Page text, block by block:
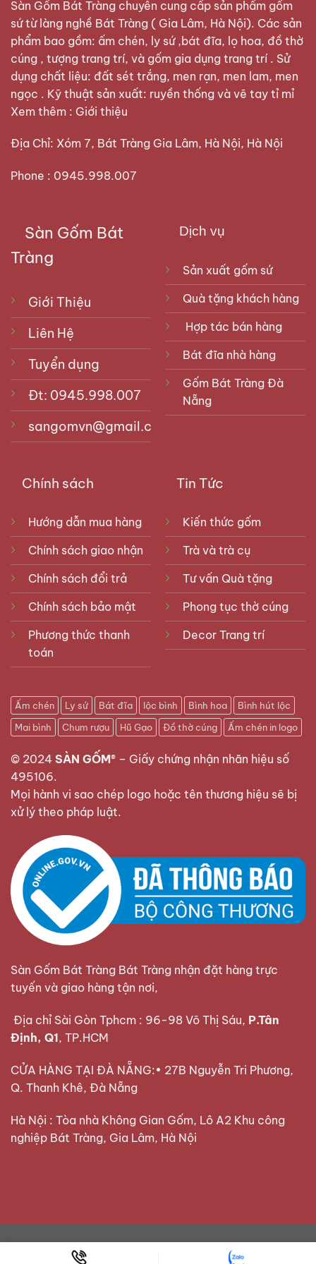
trang
sản
phẩm
Sàn Gốm Bát Tràng chuyên cung cấp sản phẩm gốm
sứ từ làng nghề Bát Tràng ( Gia Lâm, Hà Nội). Các sản
phẩm bao gồm: ấm chén, ly sứ ,bát đĩa, lọ hoa, đồ thờ
cúng , tượng trang trí, và gốm gia dụng trang trí . Sử
dụng chất liệu: đất sét trắng, men rạn, men lam, men
ngọc . Kỹ thuật sản xuất: ruyền thống và vẽ tay tỉ mỉ
Xem thêm : Giới thiệu
Địa Chỉ: Xóm 7, Bát Tràng Gia Lâm, Hà Nội, Hà Nội
Phone : 0945.998.007
Sàn Gốm Bát
Tràng
Giới Thiệu
Liên Hệ
Tuyển dụng
Đt: 0945.998.007
sangomvn@gmail.com
Dịch vụ
Sản xuất gốm sứ
Quà tặng khách hàng
Hợp tác bán hàng
Bát đĩa nhà hàng
Gốm Bát Tràng Đà
Nẵng
Chính sách
Hướng dẫn mua hàng
Chính sách giao nhận
Chính sách đổi trả
Chính sách bảo mật
Phương thức thanh
toán
Tin Tức
Kiến thức gốm
Trà và trà cụ
Tư vấn Quà tặng
Phong tục thờ cúng
Decor Trang trí
Ấm chén Ly sứ Bát đĩa lộc bình Bình hoa
Bình hút lộc
Mai bình
Chum rượu Hũ Gạo Đồ thờ cúng Ấm chén in logo
© 2024 SÀN GỐM® – Giấy chứng nhận nhãn hiệu số
495106.
Mọi hành vi sao chép logo hoặc tên thương hiệu sẽ bị
xử lý theo pháp luật.
Sàn Gốm Bát Tràng Bát Tràng nhận đặt hàng trực
tuyến và giao hàng tận nơi,
Địa chỉ Sài Gòn Tphcm : 96-98 Võ Thị Sáu, P.Tân
Định, Q1, TP.HCM
CỬA HÀNG TẠI ĐÀ NẴNG:• 27B Nguyễn Tri Phương,
Q. Thanh Khê, Đà Nẵng
Hà Nội : Tòa nhà Không Gian Gốm, Lô A2 Khu công
nghiệp Bát Tràng, Gia Lâm, Hà Nội